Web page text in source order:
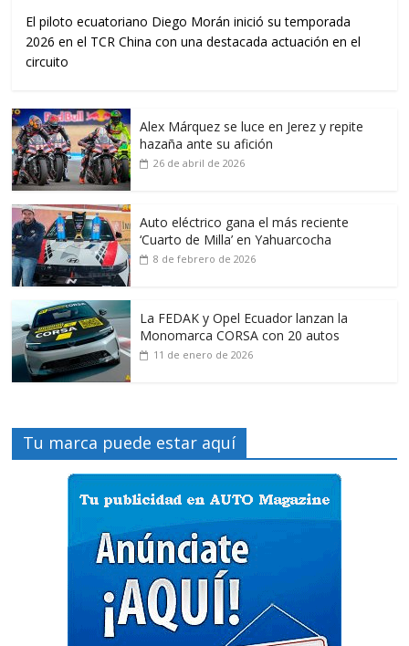
El piloto ecuatoriano Diego Morán inició su temporada
2026 en el TCR China con una destacada actuación en el
circuito
Alex Márquez se luce en Jerez y repite
hazaña ante su afición
26 de abril de 2026
Auto eléctrico gana el más reciente
‘Cuarto de Milla’ en Yahuarcocha
8 de febrero de 2026
La FEDAK y Opel Ecuador lanzan la
Monomarca CORSA con 20 autos
11 de enero de 2026
Tu marca puede estar aquí